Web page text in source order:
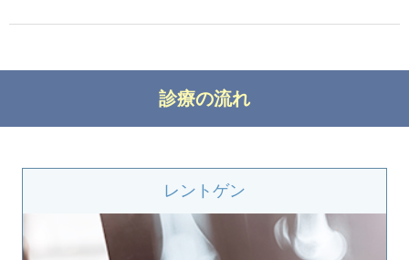
診療の流れ
レントゲン